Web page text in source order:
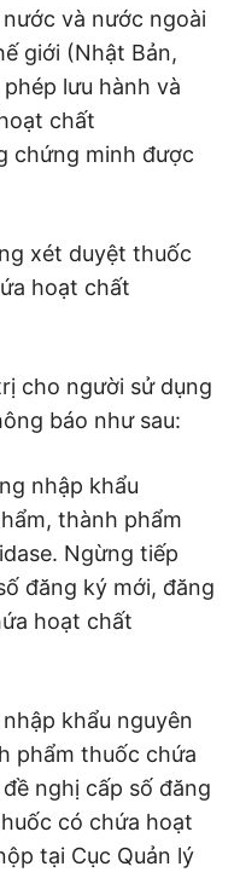
và nước ngoài
giới (Nhật Bản,
lưu hành và
chất
chứng minh được
xét duyệt thuốc
hoạt chất
cho người sử dụng
báo như sau:
nhập khẩu
thành phẩm
Ngừng tiếp
đăng ký mới, đăng
hoạt chất
khẩu nguyên
phẩm thuốc chứa
nghị cấp số đăng
có chứa hoạt
tại Cục Quản lý